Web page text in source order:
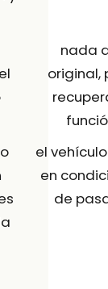
nada
original,
el
en
de